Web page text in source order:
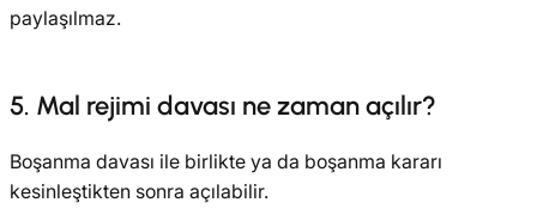
paylaşılmaz.
5. Mal rejimi davası ne zaman açılır?
Boşanma davası ile birlikte ya da boşanma kararı
kesinleştikten sonra açılabilir.